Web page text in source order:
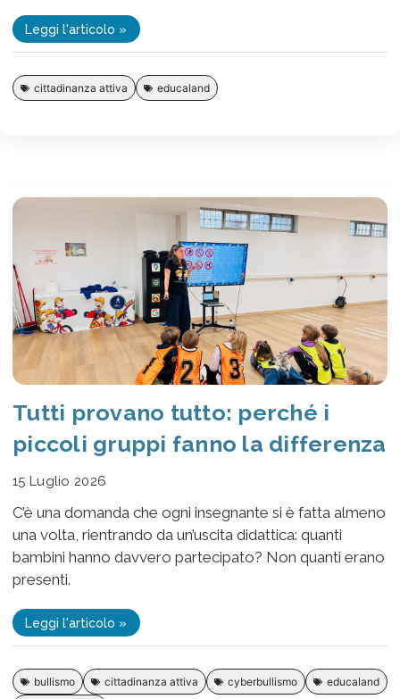
Leggi l'articolo »
cittadinanza attiva educaland
Tutti provano tutto: perché i
piccoli gruppi fanno la differenza
15 Luglio 2026
C’è una domanda che ogni insegnante si è fatta almeno
una volta, rientrando da un’uscita didattica: quanti
bambini hanno davvero partecipato? Non quanti erano
presenti.
Leggi l'articolo »
bullismo cittadinanza attiva cyberbullismo
educaland